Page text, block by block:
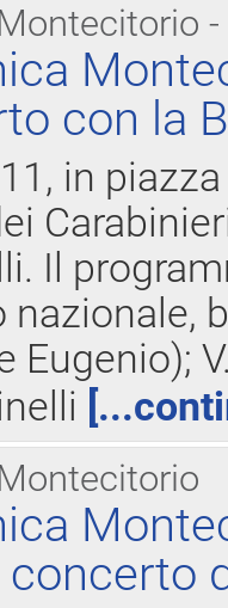
con la
in
Il
nazionale,
Eugenio);